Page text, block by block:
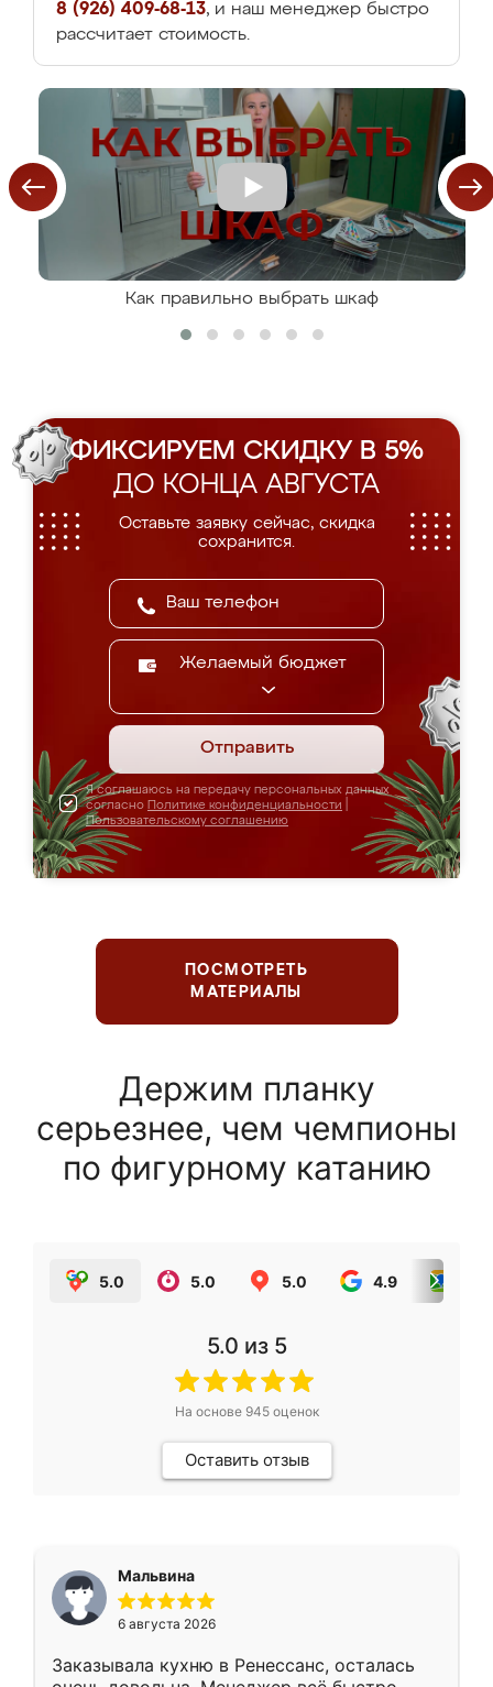
8 (926) 409-68-13, и наш менеджер быстро
рассчитает стоимость.
Как правильно выбрать шкаф
ФИКСИРУЕМ СКИДКУ В 5%
ДО КОНЦА АВГУСТА
Оставьте заявку сейчас, скидка
сохранится.
Желаемый бюджет
Отправить
Я соглашаюсь на передачу персональных данных
согласно Политике конфиденциальности
Пользовательскому соглашению
ПОСМОТРЕТЬ
МАТЕРИАЛЫ
Держим планку
серьезнее, чем чемпионы
по фигурному катанию
5.0 5.0 5.0 4.9
5.0 из 5
На основе 945оценок
Оставить отзыв
Мальвина
6 августа 2026
Заказывала кухню в Ренессанс, осталась